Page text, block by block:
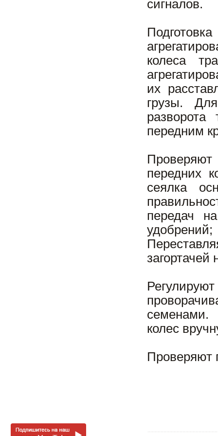
сигналов.
колеса
их
грузы.
разворота
передним
передних
сеялка
передач
удобрений;
загортачей
семенами.
колес
Проверяют